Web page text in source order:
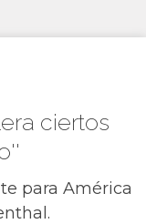
ciertos
para América